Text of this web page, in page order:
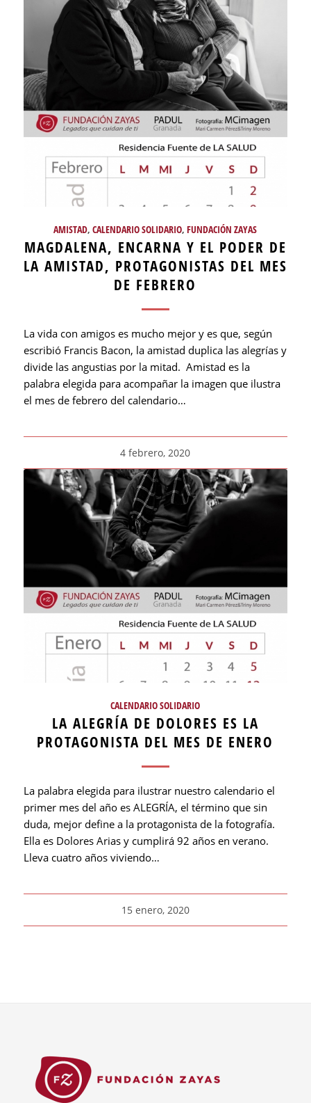
AMISTAD,CALENDARIO SOLIDARIO,FUNDACIÓN ZAYAS
MAGDALENA, ENCARNA Y EL PODER DE
LA AMISTAD, PROTAGONISTAS DEL MES
DE FEBRERO
La vida con amigos es mucho mejor y es que, según
escribió Francis Bacon, la amistad duplica las alegrías y
divide las angustias por la mitad. Amistad es la
palabra elegida para acompañar la imagen que ilustra
el mes de febrero del calendario…
4 febrero, 2020
CALENDARIO SOLIDARIO
LA ALEGRÍA DE DOLORES ES LA
PROTAGONISTA DEL MES DE ENERO
La palabra elegida para ilustrar nuestro calendario el
primer mes del año es ALEGRÍA, el término que sin
duda, mejor define a la protagonista de la fotografía.
Ella es Dolores Arias y cumplirá 92 años en verano.
Lleva cuatro años viviendo…
15 enero, 2020